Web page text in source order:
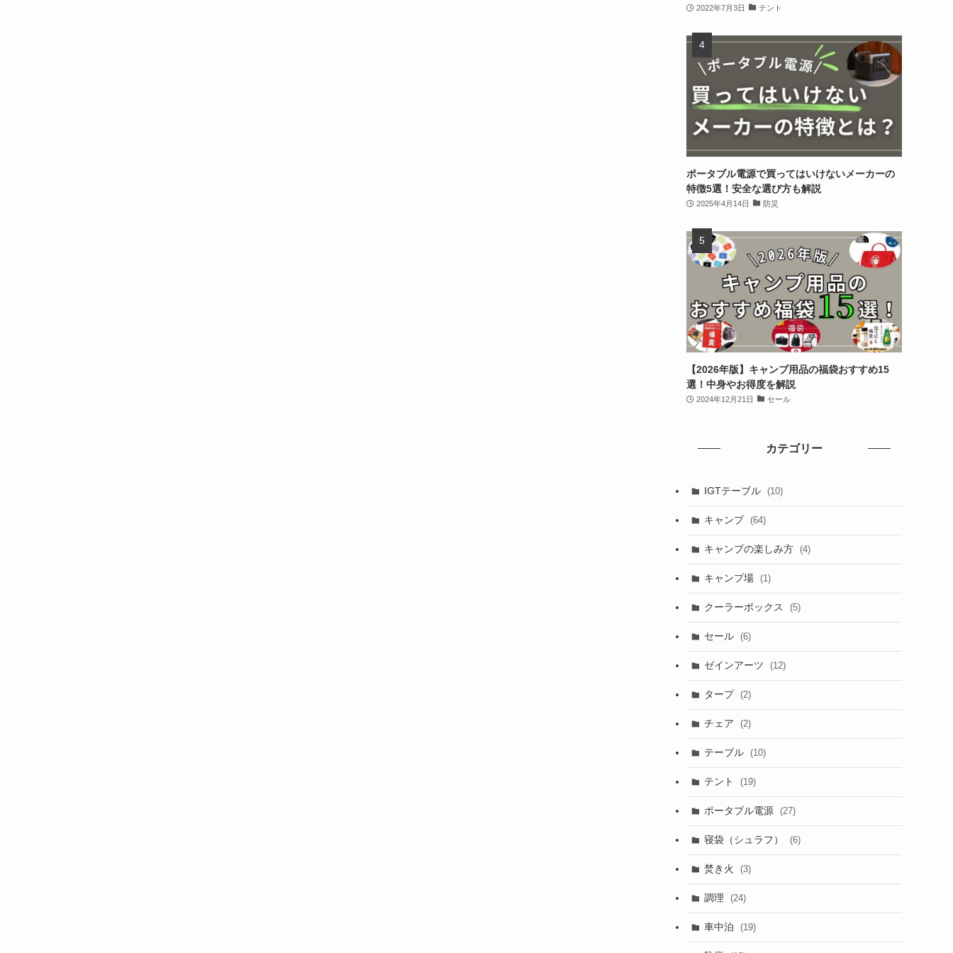
2022年7月3日 テント
ポータブル電源で買ってはいけないメーカーの
特徴5選！安全な選び方も解説
2025年4月14日 防災
【2026年版】キャンプ用品の福袋おすすめ15
選！中身やお得度を解説
2024年12月21日 セール
カテゴリー
IGTテーブル (10)
キャンプ (64)
キャンプの楽しみ方 (4)
キャンプ場 (1)
クーラーボックス (5)
セール (6)
ゼインアーツ (12)
タープ (2)
チェア (2)
テーブル (10)
テント (19)
ポータブル電源 (27)
寝袋（シュラフ） (6)
焚き火 (3)
調理 (24)
車中泊 (19)